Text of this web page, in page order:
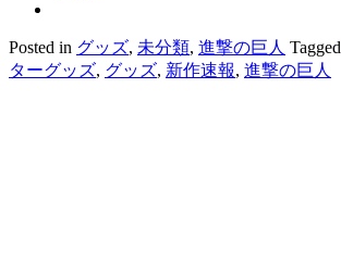
Posted in グッズ, 未分類, 進撃の巨人 Tagged
ターグッズ, グッズ, 新作速報, 進撃の巨人